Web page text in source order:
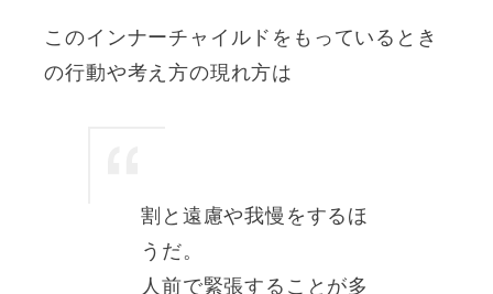
このインナーチャイルドをもっているとき
の行動や考え方の現れ方は
割と遠慮や我慢をするほ
うだ。
人前で緊張することが多